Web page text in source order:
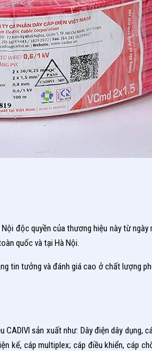
độc quyền của thương hiệu này từ
quốc và tại Hà Nội.
tin tưởng và đánh giá cao ở chất lượng
sản xuất như: Dây điện dây dụng,
kế, cáp multiplex; cáp điều khiển, cáp